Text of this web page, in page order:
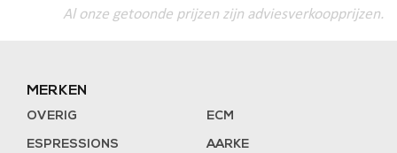
Al onze getoonde prijzen zijn adviesverkoopprijzen.
MERKEN
OVERIG
ESPRESSIONS
ECM
AARKE